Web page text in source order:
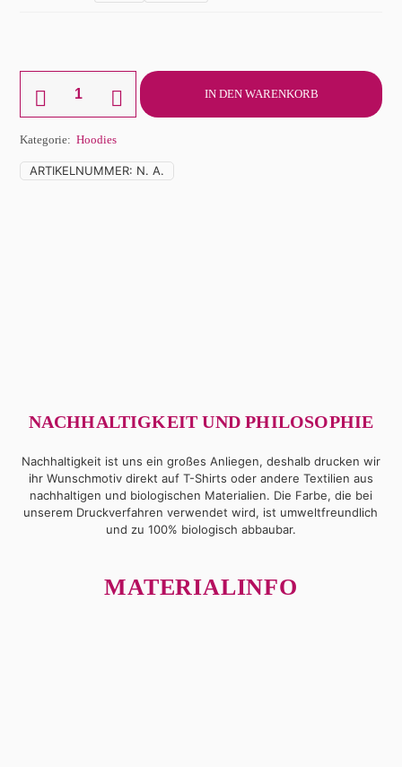
Erdmännchen
IN DEN WARENKORB
Kategorie: Hoodies
ARTIKELNUMMER: N. A.
NACHHALTIGKEIT UND PHILOSOPHIE
Nachhaltigkeit ist uns ein großes Anliegen, deshalb drucken wir
ihr Wunschmotiv direkt auf T-Shirts oder andere Textilien aus
nachhaltigen und biologischen Materialien. Die Farbe, die bei
unserem Druckverfahren verwendet wird, ist umweltfreundlich
und zu 100% biologisch abbaubar.
MATERIALINFO